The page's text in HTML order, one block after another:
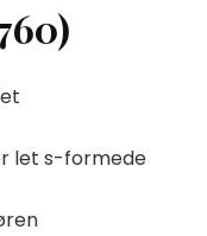
let s-formede